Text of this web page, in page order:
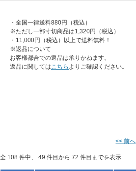
・全国一律送料880円（税込）
※ただし一部寸切商品は1,320円（税込）
・11,000円（税込）以上で送料無料！
※返品について
お客様都合での返品は承りかねます。
返品に関してはこちら よりご確認ください。
<< 前へ
全 108 件中、 49 件目から 72 件目までを表示